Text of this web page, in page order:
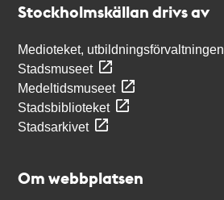
Stockholmskällan drivs av
Medioteket, utbildningsförvaltningen
Stadsmuseet
Medeltidsmuseet
Stadsbiblioteket
Stadsarkivet
Om webbplatsen